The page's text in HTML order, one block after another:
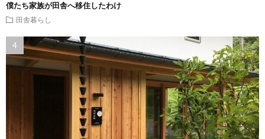
僕たち家族が田舎へ移住したわけ
田舎暮らし